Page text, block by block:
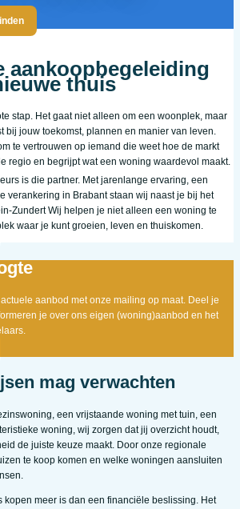
aankoopbegeleiding
thuis
stap. Het gaat niet alleen om een woonplek, maar
bij jouw toekomst, plannen en manier van leven.
te vertrouwen op iemand die weet hoe de markt
regio en begrijpt wat een woning waardevol maakt.
is die partner. Met jarenlange ervaring, een
verankering in Brabant staan wij naast je bij het
Zundert Wij helpen je niet alleen een woning te
waar je kunt groeien, leven en thuiskomen.
aanbod met onze mailing op maat. Deel je
je over ons eigen (woning)aanbod en het
mag verwachten
een vrijstaande woning met tuin, een
woning, wij zorgen dat jij overzicht houdt,
de juiste keuze maakt. Door onze regionale
te koop komen en welke woningen aansluiten
kopen meer is dan een financiële beslissing. Het